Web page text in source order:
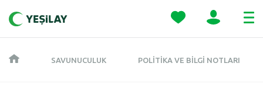
SAVUNUCULUK POLITIKA VE BILGI NOTLARI